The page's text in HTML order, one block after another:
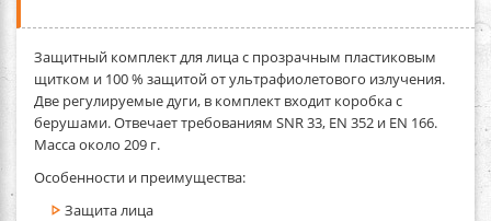
Защитный комплект для лицас прозрачным пластиковым
щитком и 100 % защитой от ультрафиолетового излучения.
Две регулируемые дуги, в комплект входит коробка с
берушами. Отвечает требованиям SNR 33, EN 352 и EN 166.
Масса около 209 г.
Особенности и преимущества:
Защита лица